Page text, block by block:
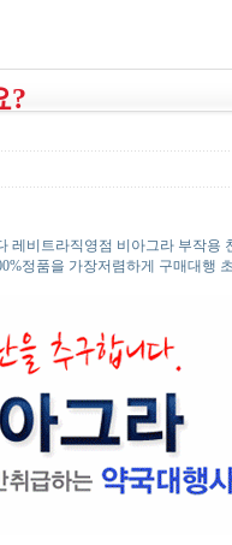
?
레비트라직영점 비아그라 부작용
정품을 가장저렴하게 구매대행